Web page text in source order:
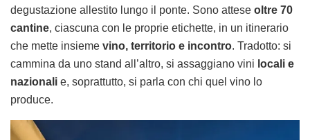
degustazione allestito lungo il ponte. Sono attese oltre 70
cantine, ciascuna con le proprie etichette, in un itinerario
che mette insieme vino, territorio e incontro. Tradotto: si
cammina da uno stand all’altro, si assaggiano vini locali e
nazionali e, soprattutto, si parla con chi quel vino lo
produce.